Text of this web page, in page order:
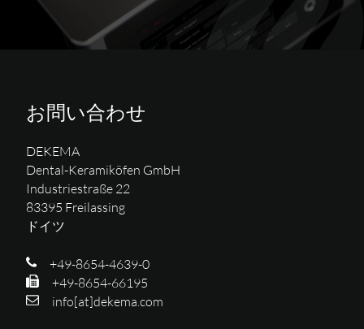
お問い合わせ
DEKEMA
Dental-Keramiköfen GmbH
Industriestraße 22
83395 Freilassing
ドイツ
+49-8654-4639-0
+49-8654-66195
info[at]dekema.com